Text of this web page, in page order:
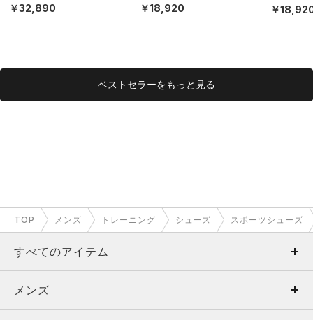
￥32,890 ￥18,920
EX）
￥
ベストセラーをもっと見る
TOP メンズ トレーニング シューズ スポーツシューズ
すべてのアイテム
メンズ
メンズ